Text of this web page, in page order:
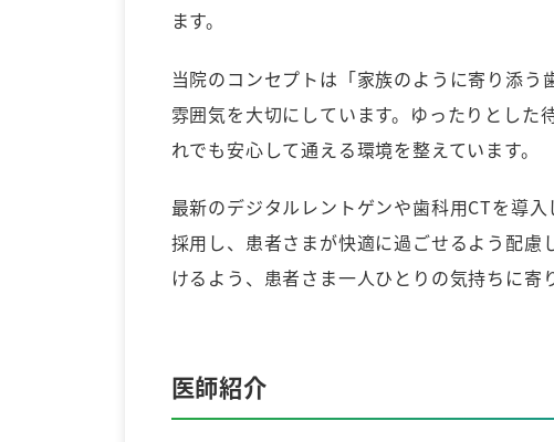
ます。
当院のコンセプトは「家族のように寄り添
雰囲気を大切にしています。ゆったりとし
れでも安心して通える環境を整えています。
最新のデジタルレントゲンや歯科用CTを導
採用し、患者さまが快適に過ごせるよう配
けるよう、患者さま一人ひとりの気持ちに寄
医師紹介